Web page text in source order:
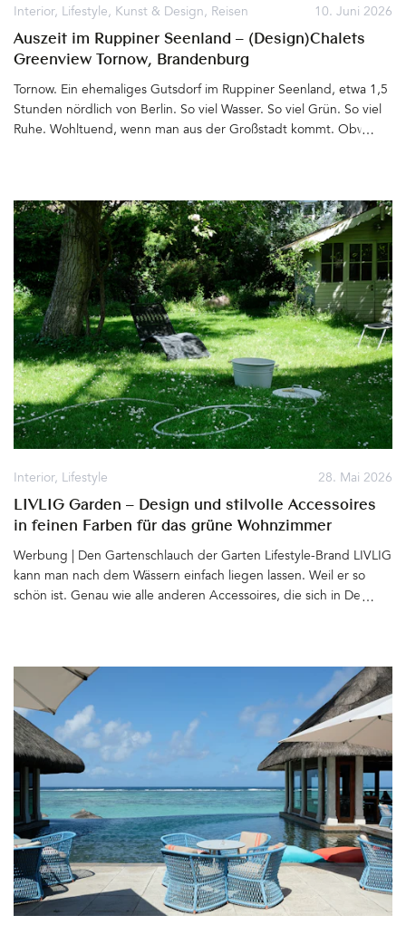
10. Juni 2026
Interior, Lifestyle, Kunst & Design, Reisen
Auszeit im Ruppiner Seenland – (Design)Chalets
Greenview Tornow, Brandenburg
Tornow. Ein ehemaliges Gutsdorf im Ruppiner Seenland, etwa 1,5
Stunden nördlich von Berlin. So viel Wasser. So viel Grün. So viel
Ruhe. Wohltuend, wenn man aus der Großstadt kommt. Obwohl
ein. Die Umgebung ist zum Radfahren ideal. Die Natur beruhigt
die Sinne und umgibt die Ruhesuchenden gleich hinter den
sechs Chalets, deren Name »Greenview« nicht besser hätte
gewählt werden können&hellip
28. Mai 2026
Interior, Lifestyle
LIVLIG Garden – Design und stilvolle Accessoires
in feinen Farben für das grüne Wohnzimmer
Werbung | Den Gartenschlauch der Garten Lifestyle-Brand LIVLIG
kann man nach dem Wässern einfach liegen lassen. Weil er so
schön ist. Genau wie alle anderen Accessoires, die sich in Design
ein Produkt – zu entscheiden. Am liebsten mögen doch bitte
neben dem Gartenschlauch und dem Metalltopf auch alle
anderen feinen Dinge von LIVLIG im Garten ein neues Zuhause
finden. Es gibt passende Schlauchhalter und -trommeln,
Gießkannen, Pflanztöpfe, Gartenabfallsäcke und Kaminholzkörbe
aus Metall, die sich auch gut im Haus machen. Auch
Gartenhandschuhe, Scheren, Gartenduschen und ein mobiler
Wasserhahn für den (Pflanz)Tisch mit passender Schale gehören
zum LIVLIG-Sortiment. LIVLIG steht für Qualität, Funktionalität
und zeitloses Design. Die Materialien: Messing, Stahl und für die
in Deutschland hergestellen Schläuche PVC, das zu 65% aus
recyceltem Material aus Produktionsabfällen hergestellt wird.
Nachhaltige Freude an den Produkten ist garantiert. Die